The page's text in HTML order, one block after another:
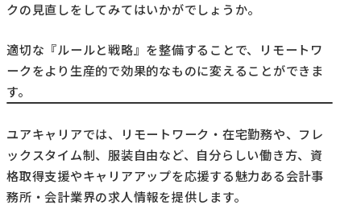
クの見直しをしてみてはいかがでしょうか。
適切な『ルールと戦略』を整備することで、リモートワ
ークをより生産的で効果的なものに変えることができま
す。
ユアキャリアでは、リモートワーク・在宅勤務や、フレ
ックスタイム制、服装自由など、自分らしい働き方、資
格取得支援やキャリアアップを応援する魅力ある会計事
務所・会計業界の求人情報を提供します。